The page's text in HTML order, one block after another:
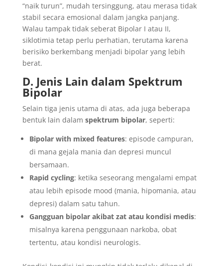
“naik turun”, mudah tersinggung, atau merasa tidak
stabil secara emosional dalam jangka panjang.
Walau tampak tidak seberat Bipolar I atau II,
siklotimia tetap perlu perhatian, terutama karena
berisiko berkembang menjadi bipolar yang lebih
berat.
D. Jenis Lain dalam Spektrum
Bipolar
Selain tiga jenis utama di atas, ada juga beberapa
bentuk lain dalam spektrum bipolar, seperti:
Bipolar with mixed features: episode campuran,
di mana gejala mania dan depresi muncul
bersamaan.
Rapid cycling: ketika seseorang mengalami empat
atau lebih episode mood (mania, hipomania, atau
depresi) dalam satu tahun.
Gangguan bipolar akibat zat atau kondisi medis:
misalnya karena penggunaan narkoba, obat
tertentu, atau kondisi neurologis.